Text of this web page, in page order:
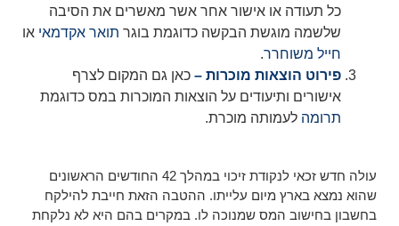
כל תעודה או אישור אחר אשר מאשרים את הסיבה
שלשמה מוגשת הבקשה כדוגמת בוגר תואר אקדמאי או
חייל משוחרר.
פירוט הוצאות מוכרות – כאן גם המקום לצרף
אישורים ותיעודים על הוצאות המוכרות במס כדוגמת
תרומה לעמותה מוכרת.
עולה חדש זכאי לנקודת זיכוי במהלך 42 החודשים הראשונים
שהוא נמצא בארץ מיום עלייתו. ההטבה הזאת חייבת להילקח
בחשבון בחישוב המס שמנוכה לו. במקרים בהם היא לא נלקחת